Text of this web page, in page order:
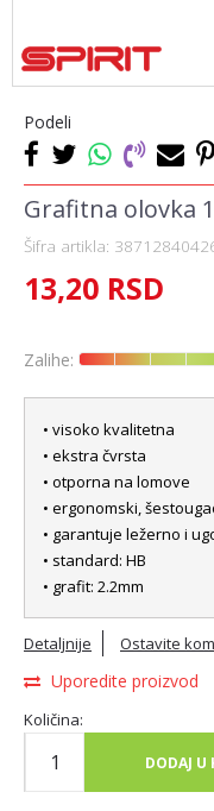
Podeli
Grafitna olovka
Šifra artikla:
13,20 RSD
Zalihe:
• visoko kvalitetna
• ekstra čvrsta
• otporna na lomove
• ergonomski,
• garantuje ležerno i
• standard: HB
• grafit: 2.2mm
Detaljnije Ostavite
Uporedite proizvod
Količina:
DODAJ U